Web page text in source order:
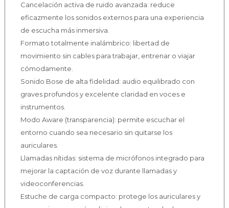
Cancelación activa de ruido avanzada: reduce
eficazmente los sonidos externos para una experiencia
de escucha más inmersiva.
Formato totalmente inalámbrico: libertad de
movimiento sin cables para trabajar, entrenar o viajar
cómodamente.
Sonido Bose de alta fidelidad: audio equilibrado con
graves profundos y excelente claridad en voces e
instrumentos.
Modo Aware (transparencia): permite escuchar el
entorno cuando sea necesario sin quitarse los
auriculares.
Llamadas nítidas: sistema de micrófonos integrado para
mejorar la captación de voz durante llamadas y
videoconferencias.
Estuche de carga compacto: protege los auriculares y